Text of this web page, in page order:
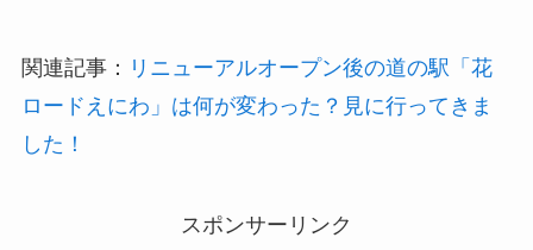
関連記事： リニューアルオープン後の道の駅「花
ロードえにわ」は何が変わった？見に行ってきま
した！
スポンサーリンク